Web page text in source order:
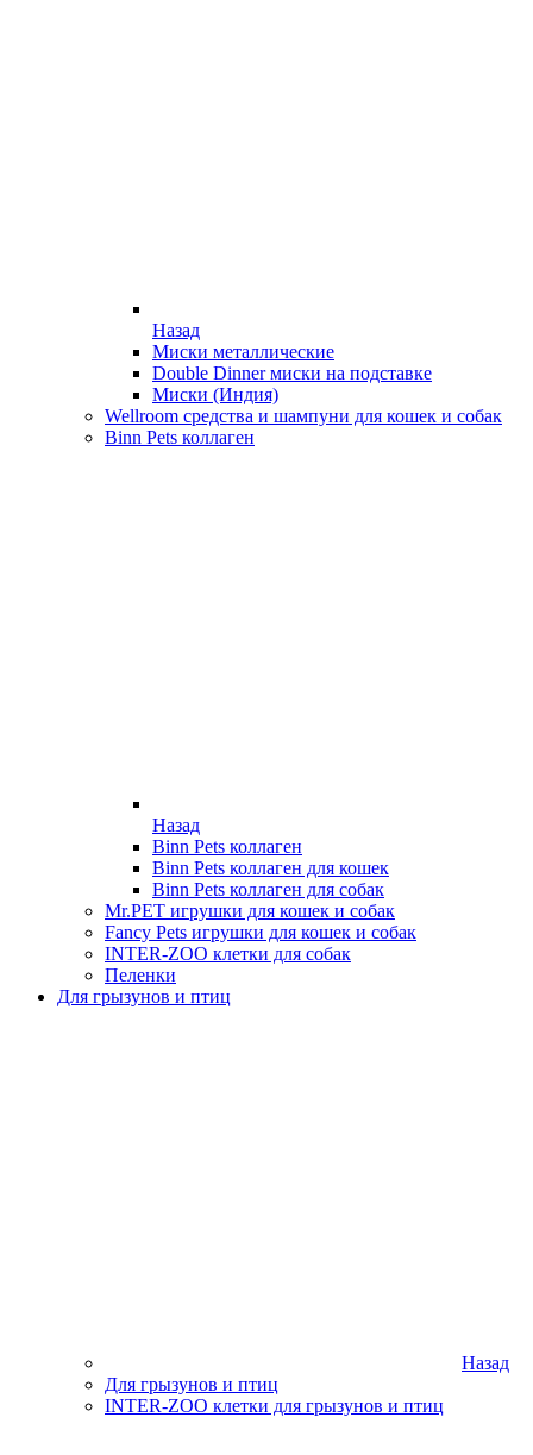
Назад
Миски металлические
Double Dinner миски на подставке
Миски (Индия)
Wellroom средства и шампуни для кошек и собак
Binn Pets коллаген
Назад
Binn Pets коллаген
Binn Pets коллаген для кошек
Binn Pets коллаген для собак
Mr.PET игрушки для кошек и собак
Fancy Pets игрушки для кошек и собак
INTER-ZOO клетки для собак
Пеленки
Для грызунов и птиц
Назад
Для грызунов и птиц
INTER-ZOO клетки для грызунов и птиц